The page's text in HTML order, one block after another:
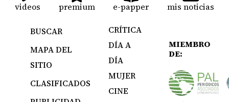
videos premium e-papper mis noticias
BUSCAR
MAPA DEL
SITIO
CLASIFICADOS
CRÍTICA
DÍA A
DÍA
MUJER
CINE
MIEMBRO
DE: